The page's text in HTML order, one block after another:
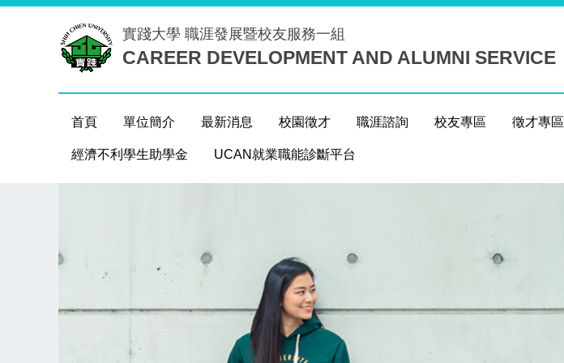
實踐大學 職涯發展暨校友服務一組
CAREER DEVELOPMENT AND ALUMNI SERVICE
首頁 單位簡介 最新消息 校園徵才 職涯諮詢 校友專區 徵才專區
經濟不利學生助學金 UCAN就業職能診斷平台